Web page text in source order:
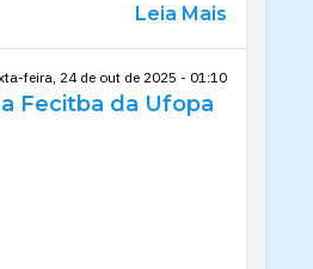
Leia Mais
feira, 24 de out de 2025 - 01:10
Fecitba da Ufopa